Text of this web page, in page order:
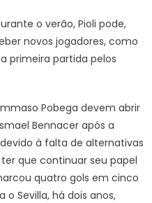
o verão, Pioli pode,
novos jogadores, como
primeira partida pelos
Pobega devem abrir
Bennacer após a
à falta de alternativas
que continuar seu papel
quatro gols em cinco
Sevilla, há dois anos,